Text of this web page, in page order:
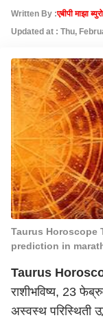
Written By :एबीपी माझा ब्युरो
Updated at : Thu,
Taurus Horoscope
prediction in
Taurus
राशीभविष्य, 23
अस्वस्थ परिस्थिती